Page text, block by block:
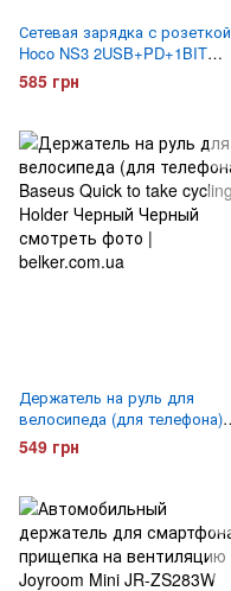
Сетевая зарядка с розеткой
Hoco NS3 2USB+PD+1BIT
4000W Белая
585 грн
Держатель на руль для
велосипеда (для телефона)
Baseus Quick to take cycling
Holder Черный
549 грн